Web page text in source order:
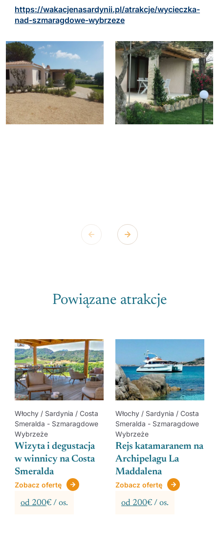
https://wakacjenasardynii.pl/atrakcje/wycieczka-
nad-szmaragdowe-wybrzeze
Powiązane atrakcje
Włochy / Sardynia / Costa
Smeralda - Szmaragdowe
Wybrzeże
Wizyta i degustacja
w winnicy na Costa
Smeralda
Zobacz ofertę
od 200€ / os.
Włochy / Sardynia / Costa
Smeralda - Szmaragdowe
Wybrzeże
Rejs katamaranem na
Archipelagu La
Maddalena
Zobacz ofertę
od 200€ / os.